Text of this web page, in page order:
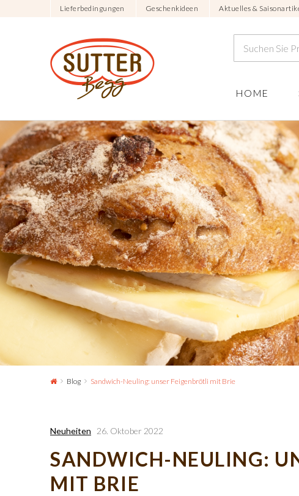
Lieferbedingungen Geschenkideen Aktuelles &
HOME
Blog Sandwich-Neuling: unser Feigenbrötli mit Brie
Neuheiten 26. Oktober 2022
SANDWICH-NEULING:
MIT BRIE